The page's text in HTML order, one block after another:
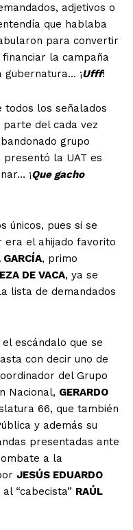
adjetivos o
que hablaba
para convertir
la campaña
gubernatura… ¡Ufff!
todos los señalados
del cada vez
grupo
presentó la UAT es
¡Que gacho
únicos, pues si se
era el ahijado favorito
GARCÍA, primo
DE VACA, ya se
lista de demandados
escándalo que se
con decir uno de
del Grupo
Nacional, GERARDO
66, que también
y además su
presentadas ante
a la
JESÚS EDUARDO
“cabecista” RAÚL